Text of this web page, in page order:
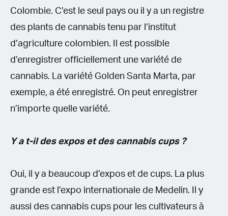
Colombie. C’est le seul pays ou il y a un registre
des plants de cannabis tenu par l’institut
d’agriculture colombien. Il est possible
d’enregistrer officiellement une variété de
cannabis. La variété Golden Santa Marta, par
exemple, a été enregistré. On peut enregistrer
n’importe quelle variété.
Y a t-il des expos et des cannabis cups ?
Oui, il y a beaucoup d’expos et de cups. La plus
grande est l’expo internationale de Medelin. Il y
aussi des cannabis cups pour les cultivateurs à